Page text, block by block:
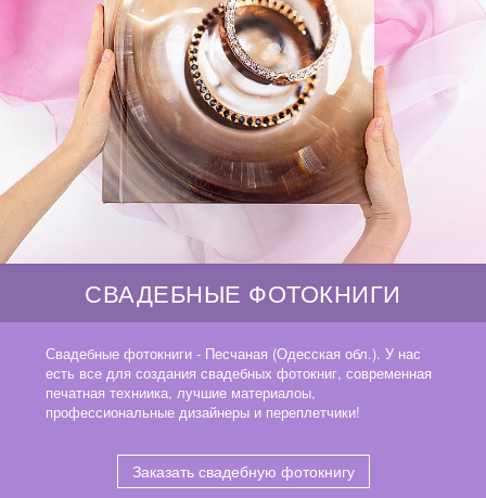
СВАДЕБНЫЕ ФОТОКНИГИ
Свадебные фотокниги - Песчаная (Одесская обл.). У нас
есть все для создания свадебных фотокниг, современная
печатная техниика, лучшие материалоы,
профессиональные дизайнеры и переплетчики!
Заказать свадебную фотокнигу